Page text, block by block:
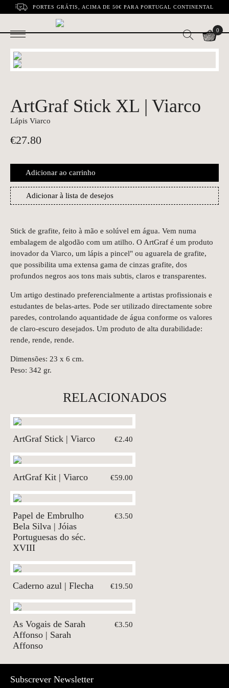
PORTES GRÁTIS, ACIMA DE 50€ PARA PORTUGAL CONTINENTAL
0
ArtGraf Stick XL | Viarco
Lápis Viarco
€27.80
Adicionar ao carrinho
Adicionar à lista de desejos
Stick de grafite, feito à mão e solúvel em água. Vem numa
embalagem de algodão com um atilho. O ArtGraf é um produto
inovador da Viarco, um lápis a pincel" ou aguarela de grafite,
que possibilita uma extensa gama de cinzas grafite, dos
profundos negros aos tons mais subtis, claros e transparentes.
Um artigo destinado preferencialmente a artistas profissionais e
estudantes de belas-artes. Pode ser utilizado directamente sobre
paredes, controlando aquantidade de água conforme os valores
de claro-escuro desejados. Um produto de alta durabilidade:
rende, rende, rende.
Dimensões: 23 x 6 cm.
Peso: 342 gr.
RELACIONADOS
ArtGraf Stick | Viarco €2.40
ArtGraf Kit | Viarco €59.00
Papel de Embrulho
Bela Silva | Jóias
Portuguesas do séc.
XVIII
€3.50
Caderno azul | Flecha €19.50
As Vogais de Sarah
Affonso | Sarah
Affonso
€3.50
Subscrever Newsletter